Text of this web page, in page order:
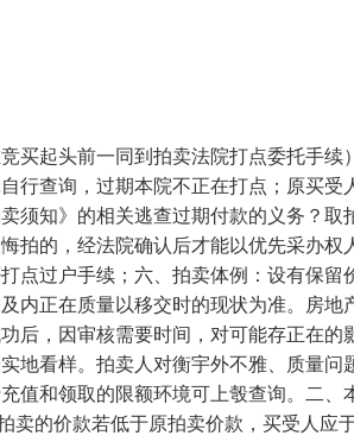
起头前一同到拍卖法院打点委托手续
查询，过期本院不正在打点；原买
知》的相关逃查过期付款的义务？
的，经法院确认后才能以优先采办
点过户手续；六、拍卖体例：设有保
正在质量以移交时的现状为准。房地
，因审核需要时间，对可能存正在的
看样。拍卖人对衡宇外不雅、质量
和领取的限额环境可上彀查询。二
卖的价款若低于原拍卖价款，买受人